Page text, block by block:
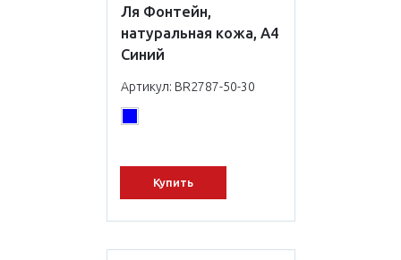
Ля Фонтейн,
натуральная кожа, А4
Синий
Артикул: BR2787-50-30
Купить